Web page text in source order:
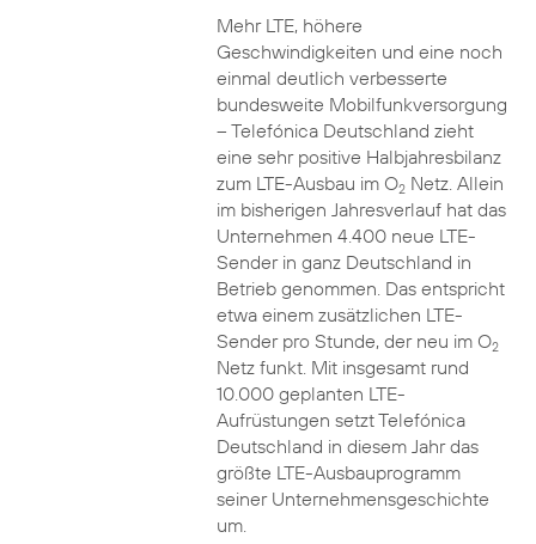
Mehr LTE, höhere
Geschwindigkeiten und eine noch
einmal deutlich verbesserte
bundesweite Mobilfunkversorgung
– Telefónica Deutschland zieht
eine sehr positive Halbjahresbilanz
zum LTE-Ausbau im O2Netz. Allein
im bisherigen Jahresverlauf hat das
Unternehmen 4.400 neue LTE-
Sender in ganz Deutschland in
Betrieb genommen. Das entspricht
etwa einem zusätzlichen LTE-
Sender pro Stunde, der neu im O2
Netz funkt. Mit insgesamt rund
10.000 geplanten LTE-
Aufrüstungen setzt Telefónica
Deutschland in diesem Jahr das
größte LTE-Ausbauprogramm
seiner Unternehmensgeschichte
um.